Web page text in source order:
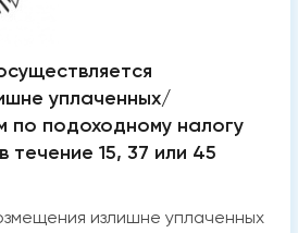
уплаченных/
по подоходному налогу
течение 15, 37 или 45
излишне уплаченных